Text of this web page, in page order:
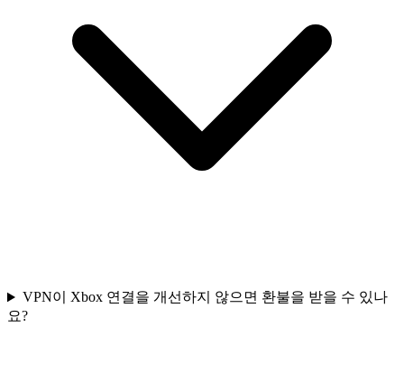
VPN이 Xbox 연결을 개선하지 않으면 환불을 받을 수 있나
요?